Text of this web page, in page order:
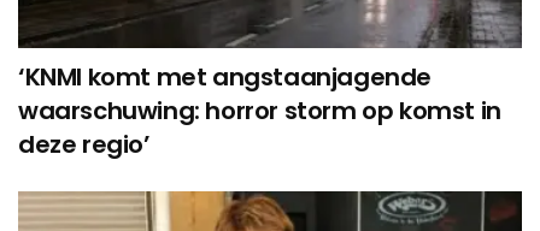
‘KNMI komt met angstaanjagende
waarschuwing: horror storm op komst in
deze regio’